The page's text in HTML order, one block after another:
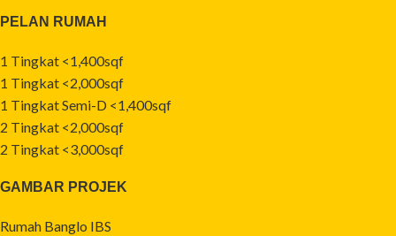
PELAN RUMAH
1 Tingkat <1,400sqf
1 Tingkat <2,000sqf
1 Tingkat Semi-D <1,400sqf
2 Tingkat <2,000sqf
2 Tingkat <3,000sqf
GAMBAR PROJEK
Rumah Banglo IBS